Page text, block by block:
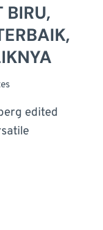
BIRU,
edited